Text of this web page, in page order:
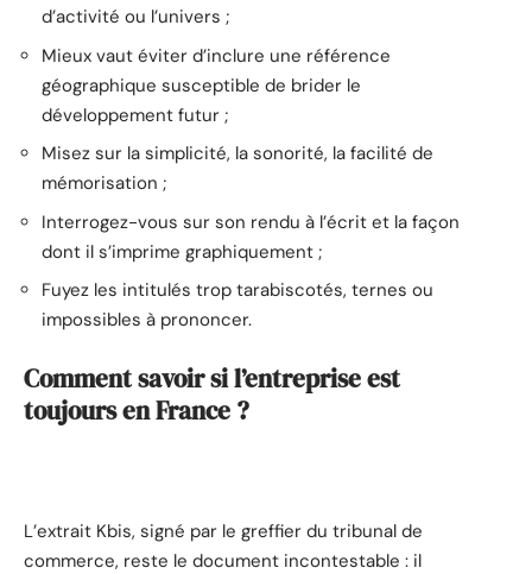
d’activité ou l’univers ;
Mieux vaut éviter d’inclure une référence
géographique susceptible de brider le
développement futur ;
Misez sur la simplicité, la sonorité, la facilité de
mémorisation ;
Interrogez-vous sur son rendu à l’écrit et la façon
dont il s’imprime graphiquement ;
Fuyez les intitulés trop tarabiscotés, ternes ou
impossibles à prononcer.
Comment savoir si l’entreprise est
toujours en France ?
L’extrait Kbis, signé par le greffier du tribunal de
commerce, reste le document incontestable : il